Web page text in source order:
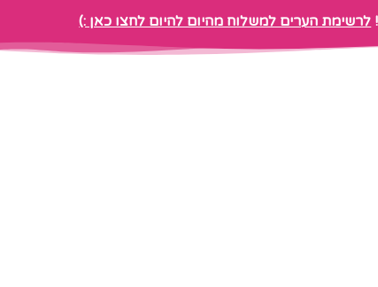
לרשימת הערים למשלוח מהיום להיום לחצו כאן :)